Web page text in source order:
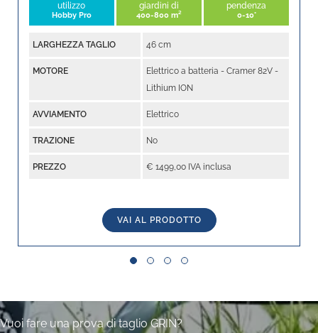
utilizzo
Hobby Pro
giardini di
400-800 m²
pendenza
0-10°
LARGHEZZA TAGLIO 46 cm
MOTORE
Elettrico a batteria - Cramer 82V -
Lithium ION
AVVIAMENTO Elettrico
TRAZIONE No
PREZZO € 1499,00 IVA inclusa
VAI AL PRODOTTO
Vuoi fare una prova di taglio GRIN?